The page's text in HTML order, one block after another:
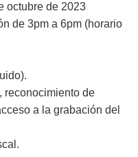
octubre de 2023
de 3pm a 6pm (horario
reconocimiento de
a la grabación del